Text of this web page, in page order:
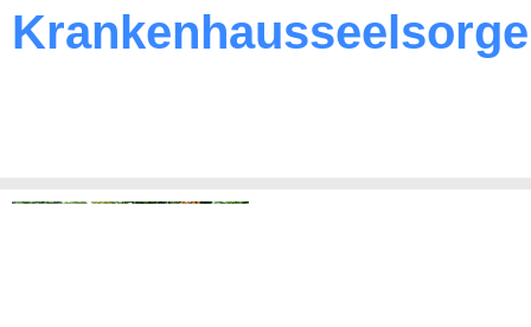
Krankenhausseelsorge